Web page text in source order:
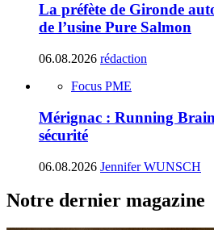
La préfète de Gironde
de l’usine Pure Salmon
06.08.2026 rédaction
Focus PME
Mérignac : Running
sécurité
06.08.2026 Jennifer WUNSCH
Notre dernier magazine